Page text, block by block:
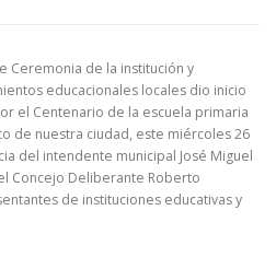
Ceremonia de la institución y
educacionales locales dio inicio
el Centenario de la escuela primaria
de nuestra ciudad, este miércoles 26
del intendente municipal José Miguel
Concejo Deliberante Roberto
de instituciones educativas y